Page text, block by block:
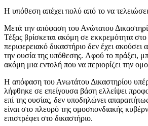
Η υπόθεση απέχει πολύ από το να
Μετά την απόφαση του Ανώτατου
Τέξας βρίσκεται ακόμη σε εκκρεμότητα
περιφερειακό δικαστήριο δεν έχει ακούσει
την ουσία της υπόθεσης. Αφού το πράξει,
ακόμη μια εντολή που να περιορίζει την
Η απόφαση του Ανωτάτου Δικαστηρίου
λήφθηκε σε επείγουσα βάση ελλείψει
επί της ουσίας, δεν υποδηλώνει
είναι στο πλευρό της ομοσπονδιακής
επιστρέφει στο δικαστήριο.